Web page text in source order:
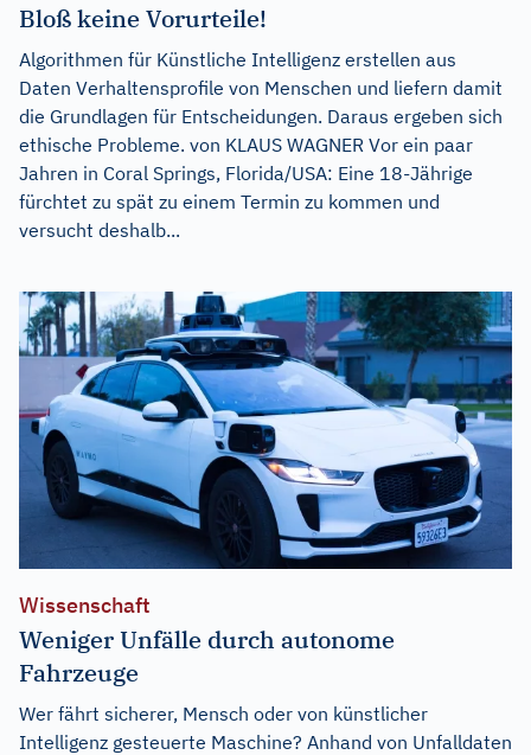
Bloß keine Vorurteile!
Algorithmen für Künstliche Intelligenz erstellen aus
Daten Verhaltensprofile von Menschen und liefern damit
die Grundlagen für Entscheidungen. Daraus ergeben sich
ethische Probleme. von KLAUS WAGNER Vor ein paar
Jahren in Coral Springs, Florida/USA: Eine 18-Jährige
fürchtet zu spät zu einem Termin zu kommen und
versucht deshalb...
Wissenschaft
Weniger Unfälle durch autonome
Fahrzeuge
Wer fährt sicherer, Mensch oder von künstlicher
Intelligenz gesteuerte Maschine? Anhand von Unfalldaten